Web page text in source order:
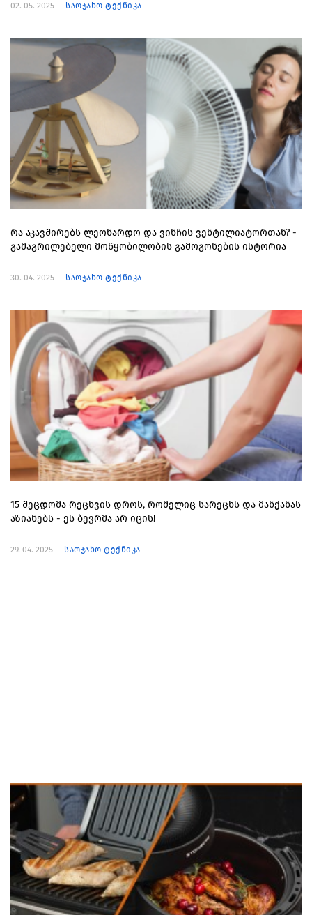
02. 05. 2025 საოჯახო ტექნიკა
რა აკავშირებს ლეონარდო და ვინჩის ვენტილიატორთან? -
გამაგრილებელი მოწყობილობის გამოგონების ისტორია
30. 04. 2025 საოჯახო ტექნიკა
15 შეცდომა რეცხვის დროს, რომელიც სარეცხს და მანქანას
აზიანებს - ეს ბევრმა არ იცის!
29. 04. 2025 საოჯახო ტექნიკა